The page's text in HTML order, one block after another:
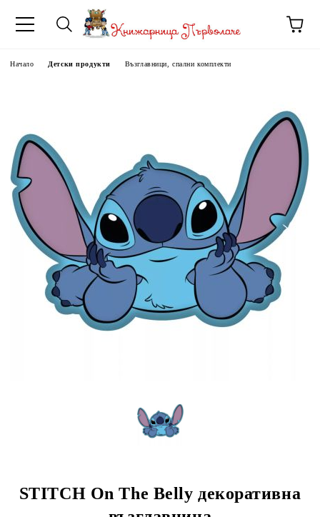
Начало Детски продукти Възглавници, спални комплекти
STITCH On The Belly декоративна